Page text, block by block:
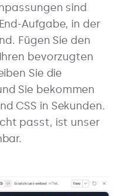
sind
Aufgabe, in der
Fügen Sie den
bevorzugten
Sie die
Sie bekommen
CSS in Sekunden.
passt, ist unser